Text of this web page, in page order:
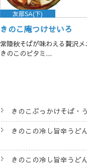
友部SA(下)
きのこ庵つけせいろ
常陸秋そばが味わえる贅沢メ
きのこのビタミ...
きのこぶっかけそば・
きのこの冷し旨辛うど
きのこの冷し旨辛うど